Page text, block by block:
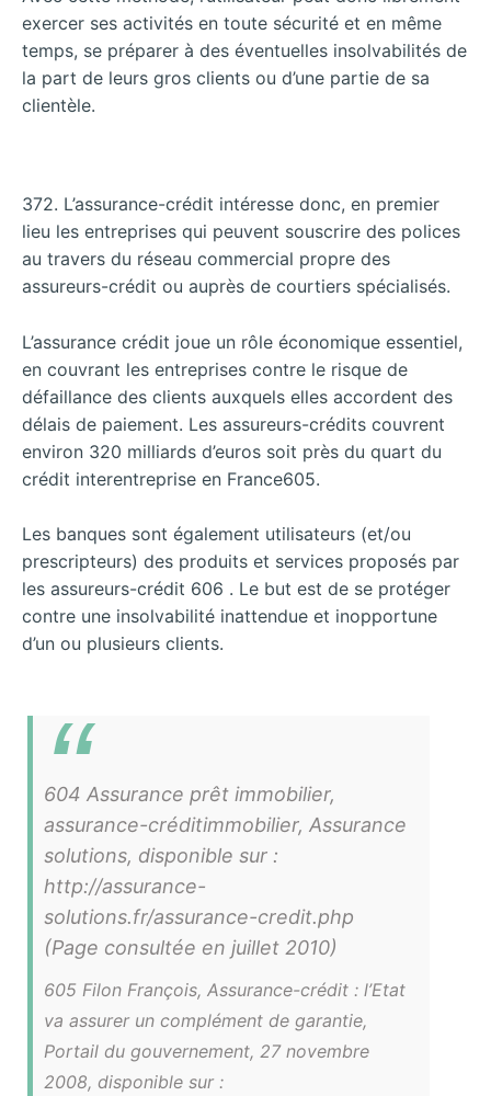
exercer ses activités en toute sécurité et en même
temps, se préparer à des éventuelles insolvabilités de
la part de leurs gros clients ou d’une partie de sa
clientèle.
372. L’assurance-crédit intéresse donc, en premier
lieu les entreprises qui peuvent souscrire des polices
au travers du réseau commercial propre des
assureurs-crédit ou auprès de courtiers spécialisés.
L’assurance crédit joue un rôle économique essentiel,
en couvrant les entreprises contre le risque de
défaillance des clients auxquels elles accordent des
délais de paiement. Les assureurs-crédits couvrent
environ 320 milliards d’euros soit près du quart du
crédit interentreprise en France605.
Les banques sont également utilisateurs (et/ou
prescripteurs) des produits et services proposés par
les assureurs-crédit 606 . Le but est de se protéger
contre une insolvabilité inattendue et inopportune
d’un ou plusieurs clients.
604 Assurance prêt immobilier,
assurance-créditimmobilier, Assurance
solutions, disponible sur :
http://assurance-
solutions.fr/assurance-credit.php
(Page consultée en juillet 2010)
605 Filon François, Assurance-crédit : l’Etat
va assurer un complément de garantie,
Portail du gouvernement, 27 novembre
2008, disponible sur :